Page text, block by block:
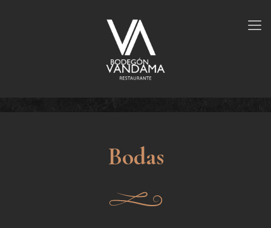
Bodas